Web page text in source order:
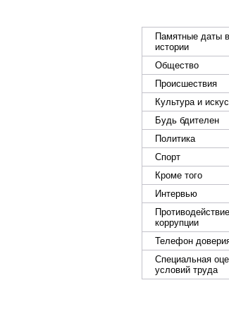
Памятные даты
истории
Общество
Происшествия
Культура и
Будь бдителен
Политика
Спорт
Кроме того
Интервью
Противодействие
коррупции
Телефон
Специальная
условий труда